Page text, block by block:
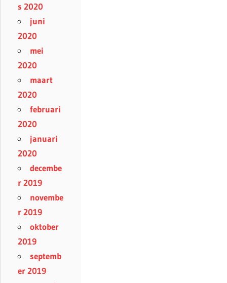
s 2020
juni
2020
mei
2020
maart
2020
februari
2020
januari
2020
decembe
r 2019
novembe
r 2019
oktober
2019
septemb
er 2019